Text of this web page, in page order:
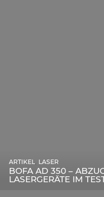
BOFA AD 350 –
LASERGERÄTE IM
ARTIKEL , LASER
DIE
ERFOLGREICHEN
DIGITALEN ÄRA